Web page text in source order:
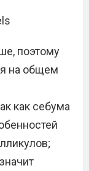
поэтому
на общем
как себума